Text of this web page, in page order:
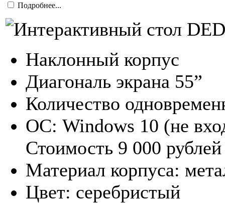
Подробнее...
Наклонный корпус
Диагональ экрана 55”
Количество
ОС: Windows 10 (не
Стоимость 9 000 рублей
Материал корпуса:
Цвет: серебристый